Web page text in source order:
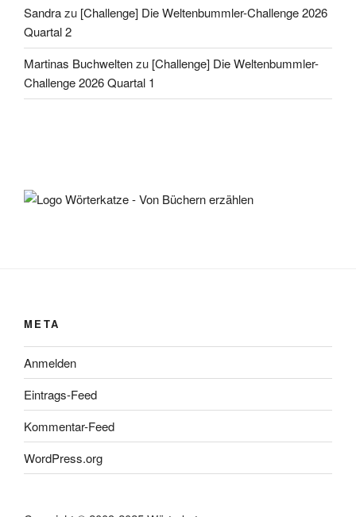
Sandrazu [Challenge] Die Weltenbummler-Challenge 2026
Quartal 2
Martinas Buchweltenzu [Challenge] Die Weltenbummler-
Challenge 2026 Quartal 1
META
Anmelden
Eintrags-Feed
Kommentar-Feed
WordPress.org